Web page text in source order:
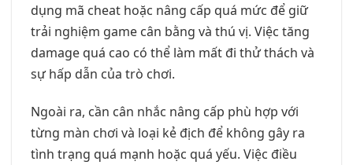
dụng mã cheat hoặc nâng cấp quá mức để giữ
trải nghiệm game cân bằng và thú vị. Việc tăng
damage quá cao có thể làm mất đi thử thách và
sự hấp dẫn của trò chơi.
Ngoài ra, cần cân nhắc nâng cấp phù hợp với
từng màn chơi và loại kẻ địch để không gây ra
tình trạng quá mạnh hoặc quá yếu. Việc điều